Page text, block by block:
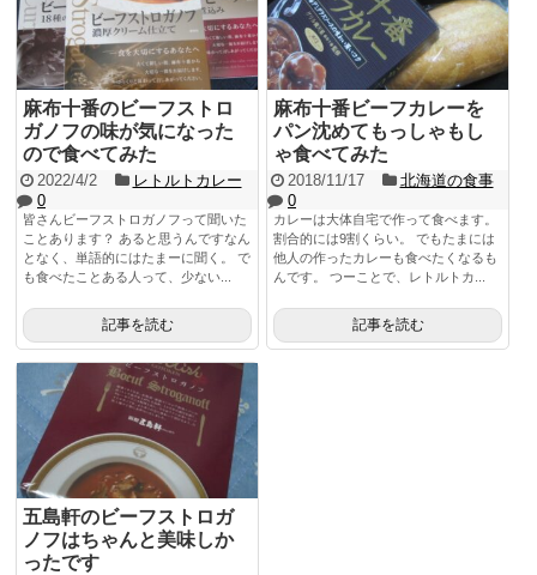
麻布十番のビーフストロ
ガノフの味が気になった
ので食べてみた
2022/4/2
レトルトカレー
0
皆さんビーフストロガノフって聞いた
ことあります？ あると思うんですなん
となく、単語的にはたまーに聞く。 で
も食べたことある人って、少ない...
記事を読む
麻布十番ビーフカレーを
パン沈めてもっしゃもし
ゃ食べてみた
2018/11/17
北海道の食事
0
カレーは大体自宅で作って食べます。
割合的には9割くらい。 でもたまには
他人の作ったカレーも食べたくなるも
んです。 つーことで、レトルトカ...
記事を読む
五島軒のビーフストロガ
ノフはちゃんと美味しか
ったです